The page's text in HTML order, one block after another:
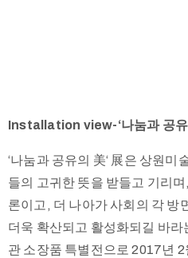
Installation view-‘나눔과 공유
‘나눔과 공유의 美‘ 展은 상원미
들의 고귀한 뜻을 받들고 기리
론이고, 더 나아가 사회의 각 방
더욱 확산되고 활성화되길 바
관 소장품 특별전으로 2017년